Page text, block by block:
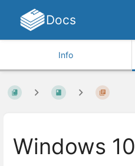
Docs
Info
Windows 10